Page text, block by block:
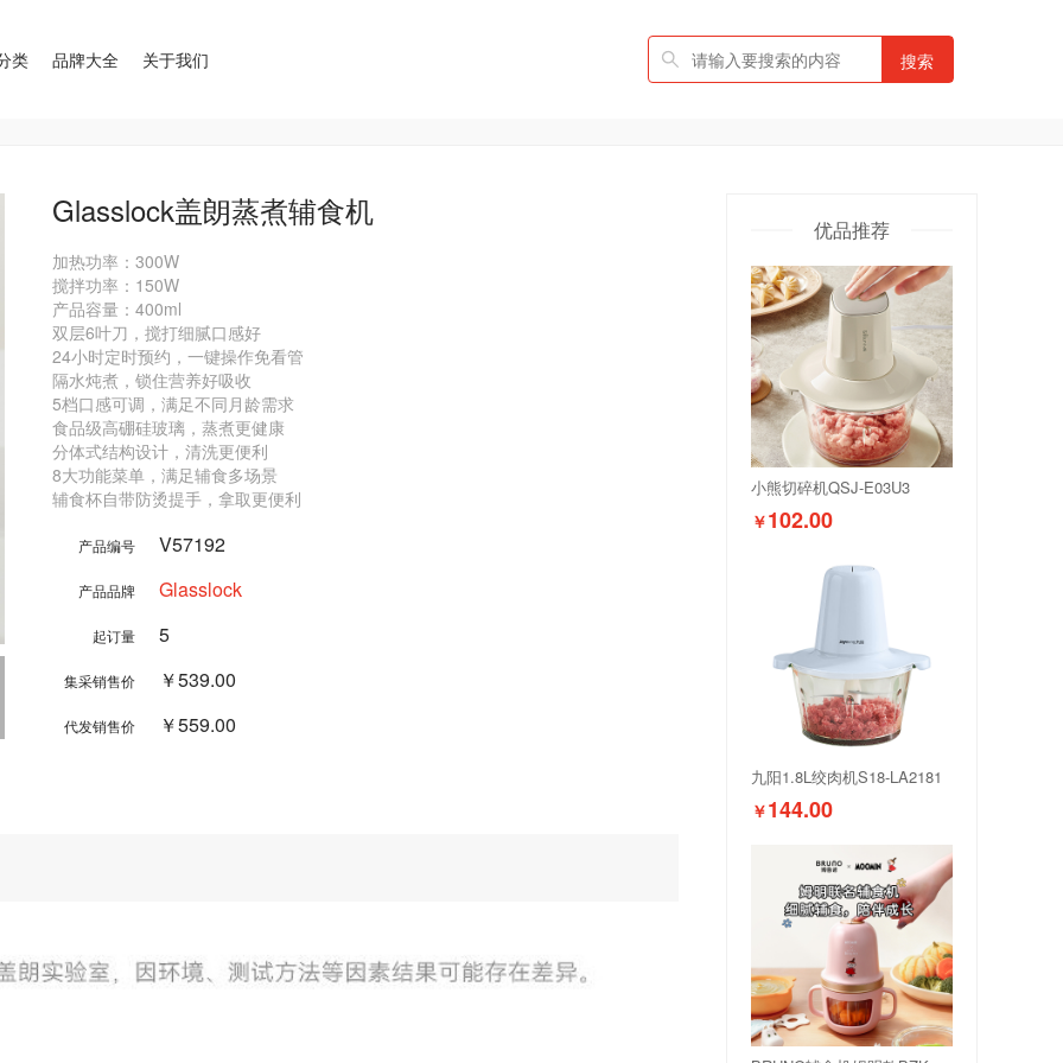
类 品牌大全 关于我们 搜索
Glasslock盖朗蒸煮辅食机
加热功率：300W
搅拌功率：150W
产品容量：400ml
双层6叶刀，搅打细腻口感好
24小时定时预约，一键操作免看管
隔水炖煮，锁住营养好吸收
5档口感可调，满足不同月龄需求
食品级高硼硅玻璃，蒸煮更健康
分体式结构设计，清洗更便利
8大功能菜单，满足辅食多场景
产品编号 V57192
产品品牌 Glasslock
起订量 5
集采销售价 ￥539.00
代发销售价 ￥559.00
优品推荐
小熊切碎机QSJ-E03U3
￥102.00
九阳1.8L绞肉机S18-LA2181
￥144.00